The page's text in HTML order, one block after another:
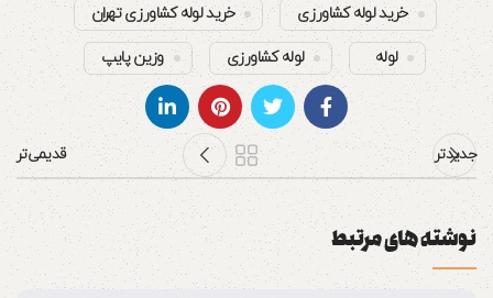
خرید لوله کشاورزی خرید لوله کشاورزی تهران
لوله لوله کشاورزی وزین پایپ
جدیدتر قدیمی‌تر
نوشته های مرتبط